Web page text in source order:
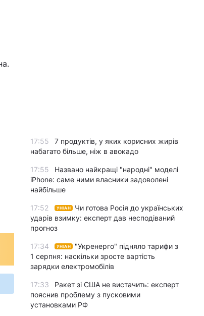
17:55
7 продуктів, у яких корисних жирів
набагато більше, ніж в авокадо
17:55
Названо найкращі "народні" моделі
iPhone: саме ними власники задоволені
найбільше
17:52 УНІАН
Чи готова Росія до українських
ударів взимку: експерт дав несподіваний
прогноз
17:34 УНІАН
"Укренерго" підняло тарифи з
1 серпня: наскільки зросте вартість
зарядки електромобілів
17:33
Ракет зі США не вистачить: експерт
пояснив проблему з пусковими
установками РФ